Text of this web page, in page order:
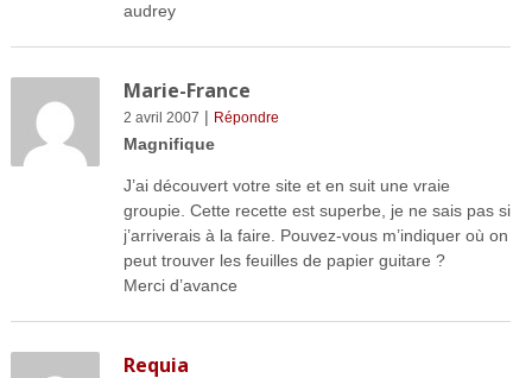
audrey
Marie-France
2 avril 2007 | Répondre
Magnifique
J’ai découvert votre site et en suit une vraie
groupie. Cette recette est superbe, je ne sais pas si
j’arriverais à la faire. Pouvez-vous m’indiquer où on
peut trouver les feuilles de papier guitare ?
Merci d’avance
Requia